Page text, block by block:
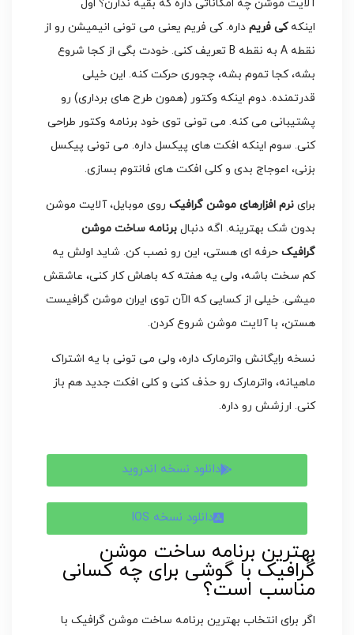
آلایت موشن چه امکاناتی داره که بقیه ندارن؟ اول
اینکهکی فریم داره. کی فریم یعنی می تونی انیمیشن رو از
نقطه A به نقطه B تعریف کنی. خودت بگی از کجا شروع
بشه، کجا تموم بشه، چجوری حرکت کنه. این خیلی
قدرتمنده. دوم اینکه وکتور (همون طرح های برداری) رو
پشتیبانی می کنه. می تونی توی خود برنامه وکتور طراحی
کنی. سوم اینکه افکت های پیکسل داره. می تونی پیکسل
بزنی، اعوجاج بدی و کلی افکت های فانتوم بسازی.
برای نرم افزارهای موشن گرافیک روی موبایل، آلایت موشن
بدون شک بهترینه. اگه دنبال برنامه ساخت موشن
گرافیک حرفه ای هستی، این رو نصب کن. شاید اولش یه
کم سخت باشه، ولی یه هفته که باهاش کار کنی، عاشقش
میشی. خیلی از کسایی که الآن توی ایران موشن گرافیست
هستن، با آلایت موشن شروع کردن.
نسخه رایگانش واترمارک داره، ولی می تونی با یه اشتراک
ماهیانه، واترمارک رو حذف کنی و کلی افکت جدید هم باز
کنی. ارزشش رو داره.
دانلود نسخه اندروید
دانلود نسخه IOS
بهترین برنامه ساخت موشن
گرافیک با گوشی برای چه کسانی
مناسب است؟
اگر برای انتخاب بهترین برنامه ساخت موشن گرافیک با